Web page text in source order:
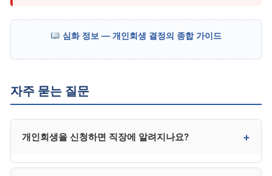
심화 정보 — 개인회생 결정의 종합 가이드
자주 묻는 질문
개인회생을 신청하면 직장에 알려지나요? +